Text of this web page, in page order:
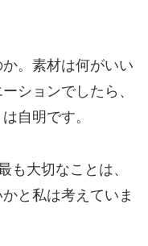
。素材は何がいい
ションでしたら、
自明です。
も大切なことは、
と私は考えていま